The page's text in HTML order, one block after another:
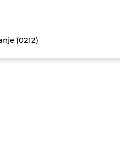
(0212)